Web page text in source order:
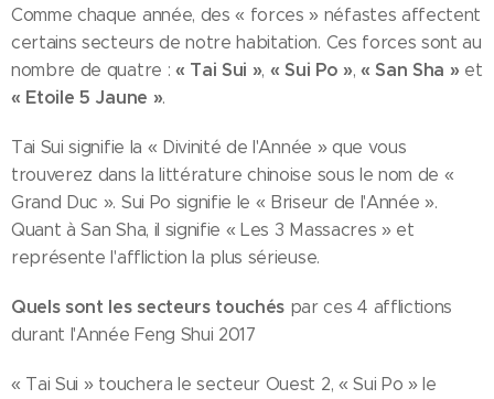
Comme chaque année, des « forces » néfastes affectent
certains secteurs de notre habitation. Ces forces sont au
nombre de quatre : « Tai Sui », « Sui Po », « San Sha »et
« Etoile 5 Jaune ».
Tai Sui signifie la « Divinité de l'Année » que vous
trouverez dans la littérature chinoise sous le nom de «
Grand Duc ». Sui Po signifie le « Briseur de l'Année ».
Quant à San Sha, il signifie « Les 3 Massacres » et
représente l'affliction la plus sérieuse.
Quels sont les secteurs touchés par ces 4 afflictions
durant l'Année Feng Shui 2017
« Tai Sui » touchera le secteur Ouest 2, « Sui Po » le